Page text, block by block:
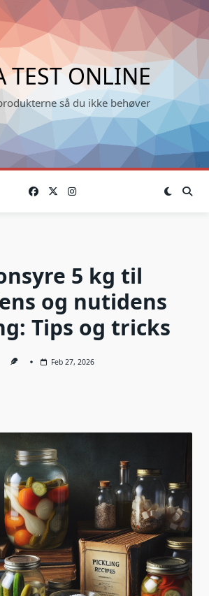
TEST ONLINE
så du ikke behøver
5 kg til
og nutidens
Tips og tricks
Feb 27, 2026